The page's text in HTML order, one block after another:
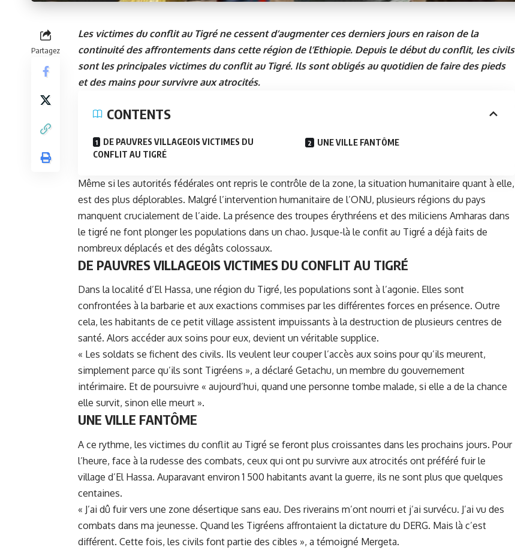
Partagez
Les victimes du conflit au Tigré ne cessent d’augmenter ces derniers jours en raison de la
continuité des affrontements dans cette région de l’Ethiopie. Depuis le début du conflit, les civils
sont les principales victimes du conflit au Tigré. Ils sont obligés au quotidien de faire des pieds
et des mains pour survivre aux atrocités.
CONTENTS
DE PAUVRES VILLAGEOIS VICTIMES DU
CONFLIT AU TIGRÉ
UNE VILLE FANTÔME
Même si les autorités fédérales ont repris le contrôle de la zone, la situation humanitaire quant à elle,
est des plus déplorables. Malgré l’intervention humanitaire de l’ONU, plusieurs régions du pays
manquent crucialement de l’aide. La présence des troupes érythréens et des miliciens Amharas dans
le tigré ne font plonger les populations dans un chao. Jusque-là le confit au Tigré a déjà faits de
nombreux déplacés et des dégâts colossaux.
DE PAUVRES VILLAGEOIS VICTIMES DU CONFLIT AU TIGRÉ
Dans la localité d’El Hassa, une région du Tigré, les populations sont à l’agonie. Elles sont
confrontées à la barbarie et aux exactions commises par les différentes forces en présence. Outre
cela, les habitants de ce petit village assistent impuissants à la destruction de plusieurs centres de
santé. Alors accéder aux soins pour eux, devient un véritable supplice.
« Les soldats se fichent des civils. Ils veulent leur couper l’accès aux soins pour qu’ils meurent,
simplement parce qu’ils sont Tigréens », a déclaré Getachu, un membre du gouvernement
intérimaire. Et de poursuivre « aujourd’hui, quand une personne tombe malade, si elle a de la chance
elle survit, sinon elle meurt ».
UNE VILLE FANTÔME
A ce rythme, les victimes du conflit au Tigré se feront plus croissantes dans les prochains jours. Pour
l’heure, face à la rudesse des combats, ceux qui ont pu survivre aux atrocités ont préféré fuir le
village d’El Hassa. Auparavant environ 1 500 habitants avant la guerre, ils ne sont plus que quelques
centaines.
« J’ai dû fuir vers une zone désertique sans eau. Des riverains m’ont nourri et j’ai survécu. J’ai vu des
combats dans ma jeunesse. Quand les Tigréens affrontaient la dictature du DERG. Mais là c’est
différent. Cette fois, les civils font partie des cibles », a témoigné Mergeta.